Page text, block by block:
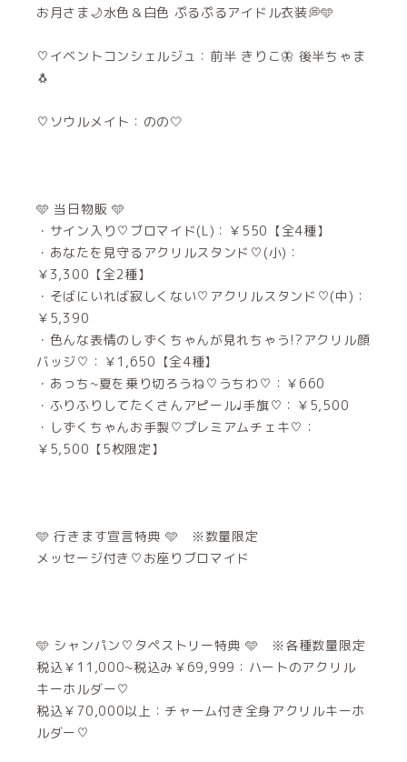
お月さま🌙水色＆白色 ぷるぷるアイドル衣装💭🩵
♡イベントコンシェルジュ：前半 きりこ🦋 後半ちゃま
🐧
♡ソウルメイト：のの🤍
‪🩵 当日物販‪ 🩵
・サイン入り♡ブロマイド(L)：￥550【全4種】
・あなたを見守るアクリルスタンド♡(小)：
￥3,300【全2種】
・そばにいれば寂しくない♡アクリルスタンド♡(中)：
￥5,390
・色んな表情のしずくちゃんが見れちゃう!?アクリル顔
バッジ♡：￥1,650【全4種】
・あっち~夏を乗り切ろうね♡うちわ♡：￥660
・ふりふりしてたくさんアピール♩手旗♡：￥5,500
・しずくちゃんお手製♡プレミアムチェキ♡：
￥5,500【5枚限定】
🩵 行きます宣言特典 🩵 ※数量限定
メッセージ付き♡お座りブロマイド
🩵 シャンパン♡タペストリー特典 🩵 ※各種数量限定
税込￥11,000~税込み￥69,999：ハートのアクリル
キーホルダー♡
税込￥70,000以上：チャーム付き全身アクリルキーホ
ルダー♡